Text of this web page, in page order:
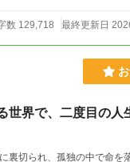
数 129,718 最終更新日
世界で、二度目の
、孤独の中で命を落とした。